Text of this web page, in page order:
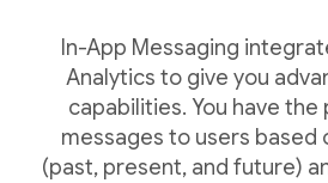
In-App Messaging
Analytics to give you
capabilities. You have
messages to users based
(past, present, and future)